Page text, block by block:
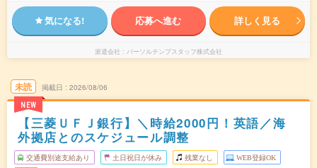
気になる! 応募へ進む 詳しく見る
派遣会社 パーソルテンプスタッフ株式会社
未読
NEW
掲載日 2026/08/06
【三菱ＵＦＪ銀行】＼時給2000円！英語／海
外拠店とのスケジュール調整
交通費別途支給あり 土日祝日が休み 残業なし WEB登録OK